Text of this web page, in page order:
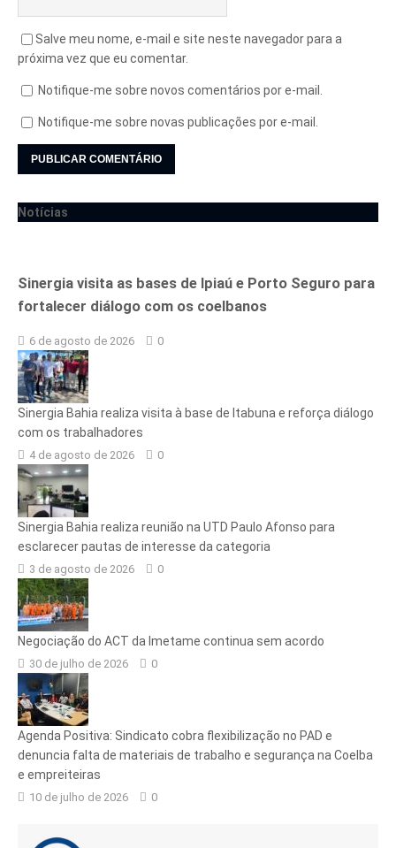
Salve meu nome, e-mail e site neste navegador para a
próxima vez que eu comentar.
Notifique-me sobre novos comentários por e-mail.
Notifique-me sobre novas publicações por e-mail.
Notícias
Sinergia visita as bases de Ipiaú e Porto Seguro para
fortalecer diálogo com os coelbanos
6 de agosto de 2026 0
Sinergia Bahia realiza visita à base de Itabuna e reforça diálogo
com os trabalhadores
4 de agosto de 2026 0
Sinergia Bahia realiza reunião na UTD Paulo Afonso para
esclarecer pautas de interesse da categoria
3 de agosto de 2026 0
Negociação do ACT da Imetame continua sem acordo
30 de julho de 2026 0
Agenda Positiva: Sindicato cobra flexibilização no PAD e
denuncia falta de materiais de trabalho e segurança na Coelba
e empreiteiras
10 de julho de 2026 0